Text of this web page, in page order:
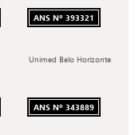
ANS Nº 393321
Unimed Belo Horizonte
ANS Nº 343889